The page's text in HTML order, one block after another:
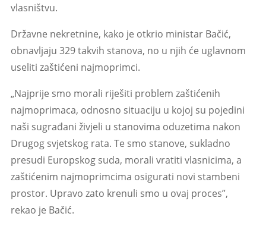
vlasništvu.
Državne nekretnine, kako je otkrio ministar Bačić,
obnavljaju 329 takvih stanova, no u njih će uglavnom
useliti zaštićeni najmoprimci.
„Najprije smo morali riješiti problem zaštićenih
najmoprimaca, odnosno situaciju u kojoj su pojedini
naši sugrađani živjeli u stanovima oduzetima nakon
Drugog svjetskog rata. Te smo stanove, sukladno
presudi Europskog suda, morali vratiti vlasnicima, a
zaštićenim najmoprimcima osigurati novi stambeni
prostor. Upravo zato krenuli smo u ovaj proces”,
rekao je Bačić.